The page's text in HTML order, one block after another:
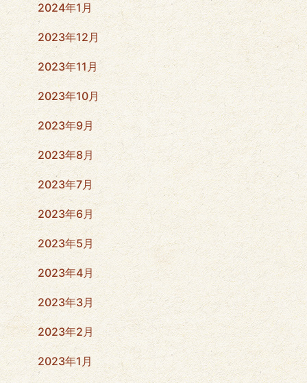
2024年1月
2023年12月
2023年11月
2023年10月
2023年9月
2023年8月
2023年7月
2023年6月
2023年5月
2023年4月
2023年3月
2023年2月
2023年1月